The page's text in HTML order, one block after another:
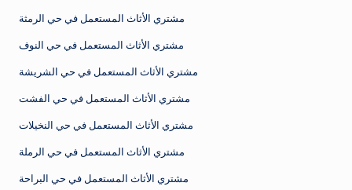
مشتري الأثاث المستعمل في حي الرمثة
مشتري الأثاث المستعمل في حي النوف
مشتري الأثاث المستعمل في حي الشريشة
مشتري الأثاث المستعمل في حي الفشت
مشتري الأثاث المستعمل في حي النخيلات
مشتري الأثاث المستعمل في حي الرملة
مشتري الأثاث المستعمل في حي البراحة